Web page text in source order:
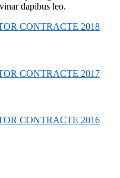
dapibus leo.
CONTRACTE 2018
CONTRACTE 2017
CONTRACTE 2016